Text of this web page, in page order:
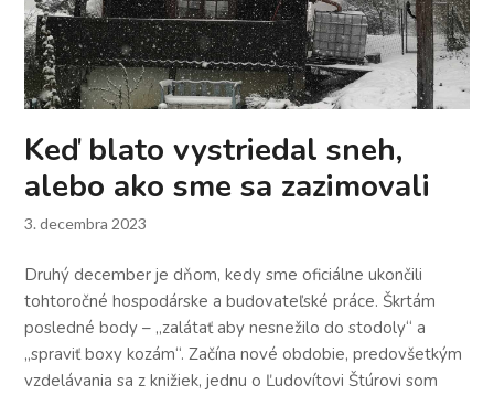
Keď blato vystriedal sneh,
alebo ako sme sa zazimovali
3. decembra 2023
Druhý december je dňom, kedy sme oficiálne ukončili
tohtoročné hospodárske a budovateľské práce. Škrtám
posledné body – „zalátať aby nesnežilo do stodoly“ a
„spraviť boxy kozám“. Začína nové obdobie, predovšetkým
vzdelávania sa z knižiek, jednu o Ľudovítovi Štúrovi som